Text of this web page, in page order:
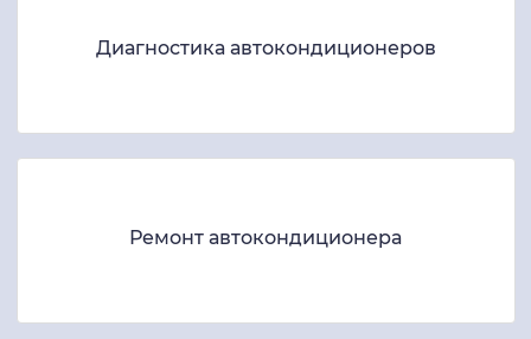
Диагностика автокондиционеров
Ремонт автокондиционера